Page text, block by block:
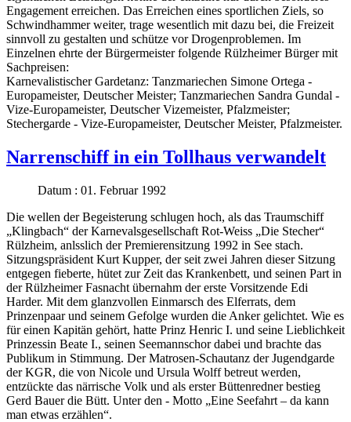
Engagement erreichen. Das Erreichen eines sportlichen Ziels, so
Schwindhammer weiter, trage wesentlich mit dazu bei, die Freizeit
sinnvoll zu gestalten und schütze vor Drogenproblemen. Im
Einzelnen ehrte der Bürgermeister folgende Rülzheimer Bürger mit
Sachpreisen:
Karnevalistischer Gardetanz: Tanzmariechen Simone Ortega -
Europameister, Deutscher Meister; Tanzmariechen Sandra Gundal -
Vize-Europameister, Deutscher Vizemeister, Pfalzmeister;
Stechergarde - Vize-Europameister, Deutscher Meister, Pfalzmeister.
Narrenschiff in ein Tollhaus verwandelt
Datum : 01. Februar 1992
Die wellen der Begeisterung schlugen hoch, als das Traumschiff
„Klingbach“ der Karnevalsgesellschaft Rot-Weiss „Die Stecher“
Rülzheim, anlsslich der Premierensitzung 1992 in See stach.
Sitzungspräsident Kurt Kupper, der seit zwei Jahren dieser Sitzung
entgegen fieberte, hütet zur Zeit das Krankenbett, und seinen Part in
der Rülzheimer Fasnacht übernahm der erste Vorsitzende Edi
Harder. Mit dem glanzvollen Einmarsch des Elferrats, dem
Prinzenpaar und seinem Gefolge wurden die Anker gelichtet. Wie es
für einen Kapitän gehört, hatte Prinz Henric I. und seine Lieblichkeit
Prinzessin Beate I., seinen Seemannschor dabei und brachte das
Publikum in Stimmung. Der Matrosen-Schautanz der Jugendgarde
der KGR, die von Nicole und Ursula Wolff betreut werden,
entzückte das närrische Volk und als erster Büttenredner bestieg
Gerd Bauer die Bütt. Unter den - Motto „Eine Seefahrt – da kann
man etwas erzählen“.